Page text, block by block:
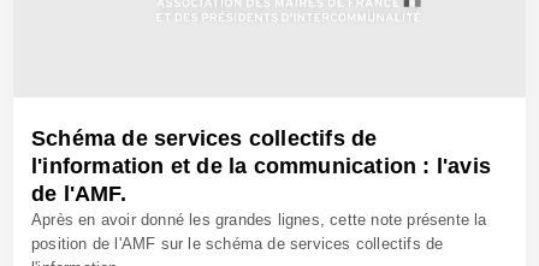
Schéma de services collectifs de
l'information et de la communication : l'avis
de l'AMF.
Après en avoir donné les grandes lignes, cette note présente la
position de l'AMF sur le schéma de services collectifs de